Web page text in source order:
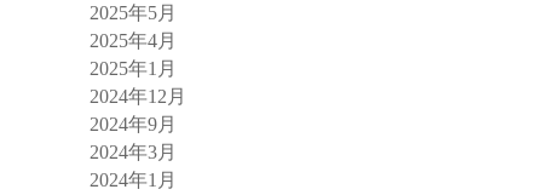
2025年5月
2025年4月
2025年1月
2024年12月
2024年9月
2024年3月
2024年1月